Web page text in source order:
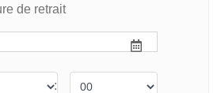
de retrait
: